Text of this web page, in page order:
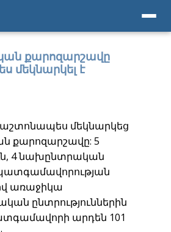
քարոզարշավը
մեկնարկել է
մեկնարկեց
քարոզարշավը: 5
4 նախընտրական
պատգամավորության
առաջիկա
ընտրություններին
արդեն 101